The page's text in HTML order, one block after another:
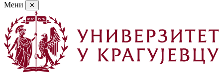
Мени ✕